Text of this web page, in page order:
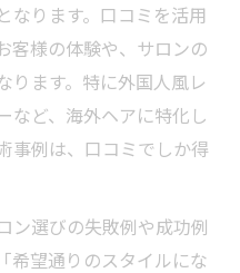
なります。口コミを活用
客様の体験や、サロンの
ります。特に外国人風レ
など、海外ヘアに特化し
事例は、口コミでしか得
ン選びの失敗例や成功例
希望通りのスタイルにな